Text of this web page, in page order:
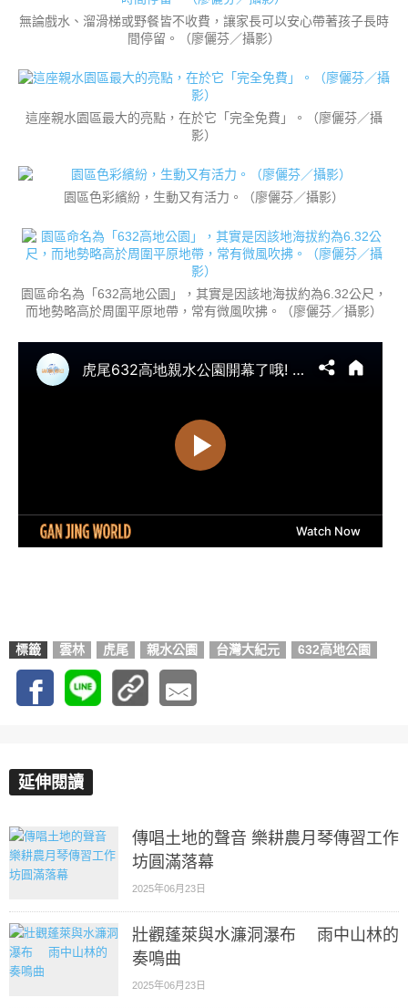
無論戲水、溜滑梯或野餐皆不收費，讓家長可以安心帶著孩子長時
間停留。（廖儷芬／攝影）
這座親水園區最大的亮點，在於它「完全免費」。（廖儷芬／攝
影）
園區色彩繽紛，生動又有活力。（廖儷芬／攝影）
園區命名為「632高地公園」，其實是因該地海拔約為6.32公尺，
而地勢略高於周圍平原地帶，常有微風吹拂。（廖儷芬／攝影）
標籤 雲林 虎尾 親水公園 台灣大紀元 632高地公園
延伸閱讀
傳唱土地的聲音 樂耕農月琴傳習工作
坊圓滿落幕
2025年06月23日
壯觀蓬萊與水濂洞瀑布 雨中山林的
奏鳴曲
2025年06月23日